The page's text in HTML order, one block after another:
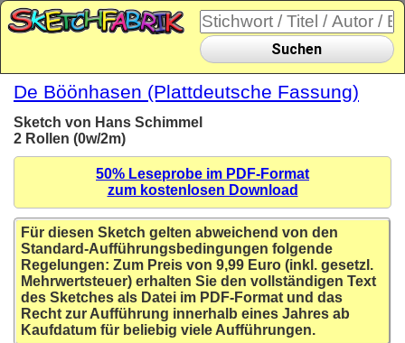
Suchen
De Böönhasen (Plattdeutsche Fassung)
Sketch von Hans Schimmel
2 Rollen (0w/2m)
50% Leseprobe im PDF-Format
zum kostenlosen Download
Für diesen Sketch gelten abweichend von den
Standard-Aufführungsbedingungen folgende
Regelungen: Zum Preis von 9,99 Euro (inkl. gesetzl.
Mehrwertsteuer) erhalten Sie den vollständigen Text
des Sketches als Datei im PDF-Format und das
Recht zur Aufführung innerhalb eines Jahres ab
Kaufdatum für beliebig viele Aufführungen.